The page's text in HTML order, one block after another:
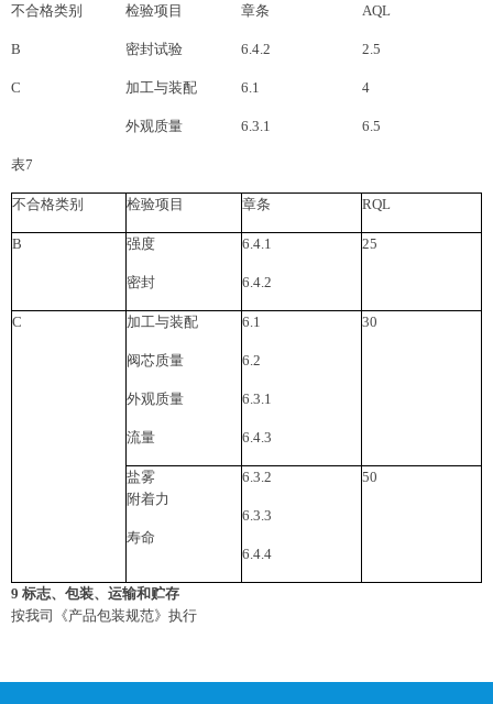
不合格类别 检验项目 章条 AQL
B 密封试验 6.4.2 2.5
C 加工与装配 6.1 4
外观质量 6.3.1 6.5
表7
不合格类别 检验项目 章条 RQL
B 强度
密封
6.4.1
6.4.2
25
C 加工与装配
阀芯质量
外观质量
流量
6.1
6.2
6.3.1
6.4.3
30
盐雾
附着力
寿命
6.3.2
6.3.3
6.4.4
50
9 标志、包装、运输和贮存
按我司《产品包装规范》执行